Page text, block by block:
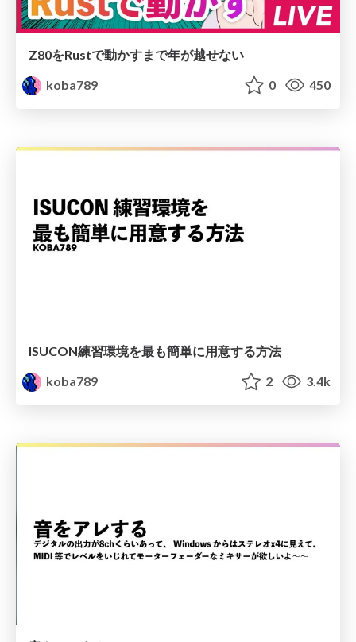
Z80をRustで動かすまで年が越せない
koba789
0 450
ISUCON練習環境を最も簡単に用意する方法
koba789
2 3.4k